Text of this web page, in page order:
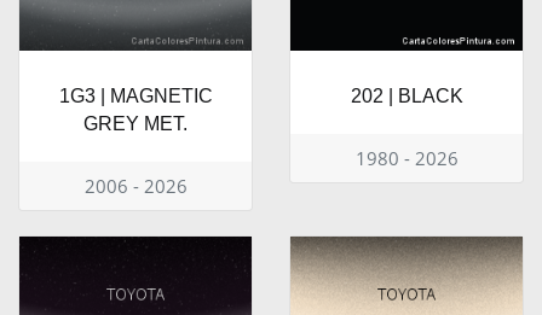
1G3 | MAGNETIC
GREY MET.
2006 - 2026
202 | BLACK
1980 - 2026